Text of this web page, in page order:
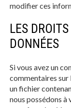
modifier ces
LES
DONNÉES
Si vous avez un
commentaires sur
un fichier
nous possédons à